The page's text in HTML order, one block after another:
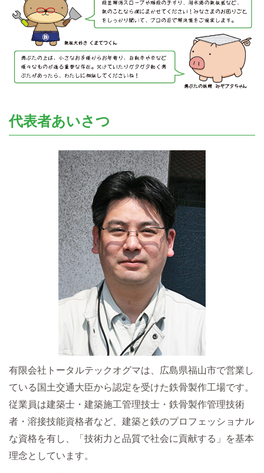
代表者あいさつ
有限会社トータルテックオグマは、広島県福山市で営業し
ている国土交通大臣から認定を受けた鉄骨製作工場です。
従業員は建築士・建築施工管理技士・鉄骨製作管理技術
者・溶接技能資格者など、建築と鉄のプロフェッショナル
な資格を有し、「技術力と品質で社会に貢献する」を基本
理念としています。